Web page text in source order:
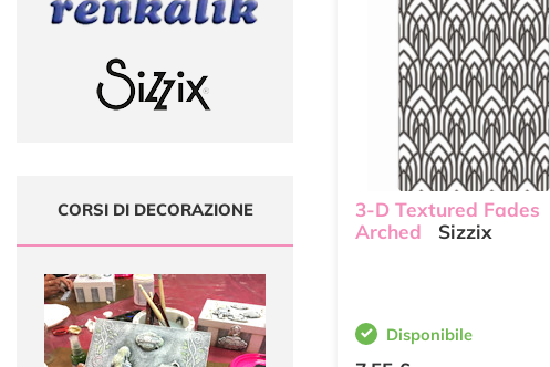
CORSI DI DECORAZIONE
3-D Textured Fades
Arched
Sizzix
Disponibile